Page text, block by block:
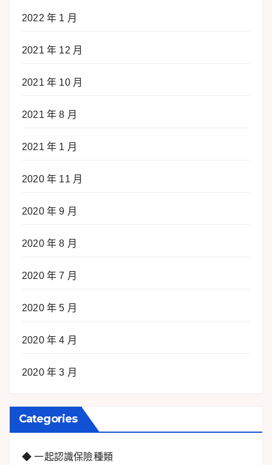
2022 年 1 月
2021 年 12 月
2021 年 10 月
2021 年 8 月
2021 年 1 月
2020 年 11 月
2020 年 9 月
2020 年 8 月
2020 年 7 月
2020 年 5 月
2020 年 4 月
2020 年 3 月
Categories
◆ 一起認識保險種類